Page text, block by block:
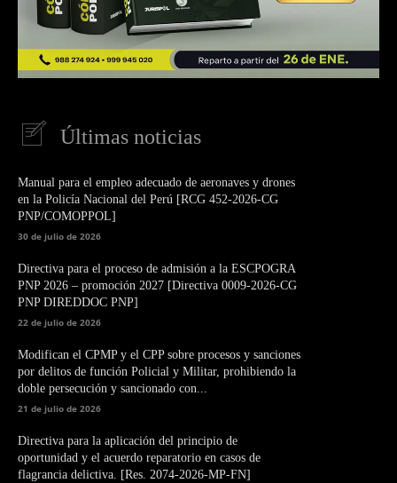
Últimas noticias
Manual para el empleo adecuado de aeronaves y drones
en la Policía Nacional del Perú [RCG 452-2026-CG
PNP/COMOPPOL]
30 de julio de 2026
Directiva para el proceso de admisión a la ESCPOGRA
PNP 2026 – promoción 2027 [Directiva 0009-2026-CG
PNP DIREDDOC PNP]
22 de julio de 2026
Modifican el CPMP y el CPP sobre procesos y sanciones
por delitos de función Policial y Militar, prohibiendo la
doble persecución y sancionado con...
21 de julio de 2026
Directiva para la aplicación del principio de
oportunidad y el acuerdo reparatorio en casos de
flagrancia delictiva. [Res. 2074-2026-MP-FN]